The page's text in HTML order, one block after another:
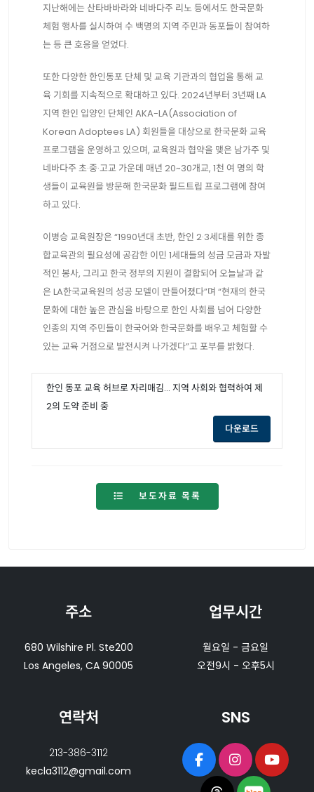
지난해에는 산타바바라와 네바다주 리노 등에서도 한국문화
체험 행사를 실시하여 수 백명의 지역 주민과 동포들이 참여하
는 등 큰 호응을 얻었다.
또한 다양한 한인동포 단체 및 교육 기관과의 협업을 통해 교
육 기회를 지속적으로 확대하고 있다. 2024년부터 3년째 LA
지역 한인 입양인 단체인 AKA-LA(Association of
Korean Adoptees LA) 회원들을 대상으로 한국문화 교육
프로그램을 운영하고 있으며, 교육원과 협약을 맺은 남가주 및
네바다주 초·중·고교 가운데 매년 20~30개교, 1천 여 명의 학
생들이 교육원을 방문해 한국문화 필드트립 프로그램에 참여
하고 있다.
이병승 교육원장은 “1990년대 초반, 한인 2·3세대를 위한 종
합교육관의 필요성에 공감한 이민 1세대들의 성금 모금과 자발
적인 봉사, 그리고 한국 정부의 지원이 결합되어 오늘날과 같
은 LA한국교육원의 성공 모델이 만들어졌다”며 “현재의 한국
문화에 대한 높은 관심을 바탕으로 한인 사회를 넘어 다양한
인종의 지역 주민들이 한국어와 한국문화를 배우고 체험할 수
있는 교육 거점으로 발전시켜 나가겠다”고 포부를 밝혔다.
한인 동포 교육 허브로 자리매김... 지역 사회와 협력하여 제
2의 도약 준비 중
다운로드opens a
보도자료 목록
주소
680 Wilshire Pl. Ste200
Los Angeles, CA 90005
업무시간
월요일 - 금요일
오전9시 - 오후5시
연락처
213-386-3112
kecla3112@gmail.com
SNS